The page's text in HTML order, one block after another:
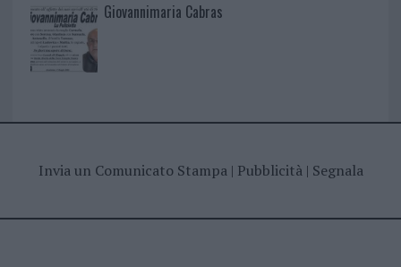
Giovannimaria Cabras
Invia un Comunicato Stampa| Pubblicità| Segnala